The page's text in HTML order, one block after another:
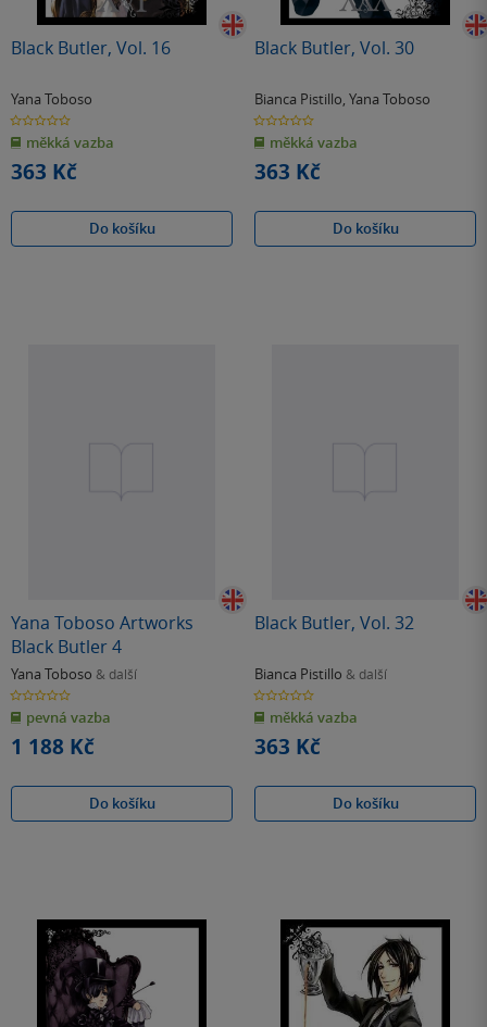
Black Butler, Vol. 16
Yana Toboso
0.0
z
5
hvězdiček
měkká vazba
363 Kč
Do košíku
Black Butler, Vol. 30
Bianca Pistillo, Yana Toboso
0.0
z
5
hvězdiček
měkká vazba
363 Kč
Do košíku
Yana Toboso Artworks
Black Butler 4
Yana Toboso & další
0.0
z
5
hvězdiček
pevná vazba
1 188 Kč
Do košíku
Black Butler, Vol. 32
Bianca Pistillo & další
0.0
z
5
hvězdiček
měkká vazba
363 Kč
Do košíku